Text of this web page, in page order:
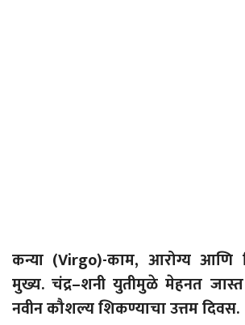
कन्या (Virgo)-काम, आरोग्य आणि
मुख्य. चंद्र–शनी युतीमुळे मेहनत
नवीन कौशल्य शिकण्याचा उत्तम दिवस.